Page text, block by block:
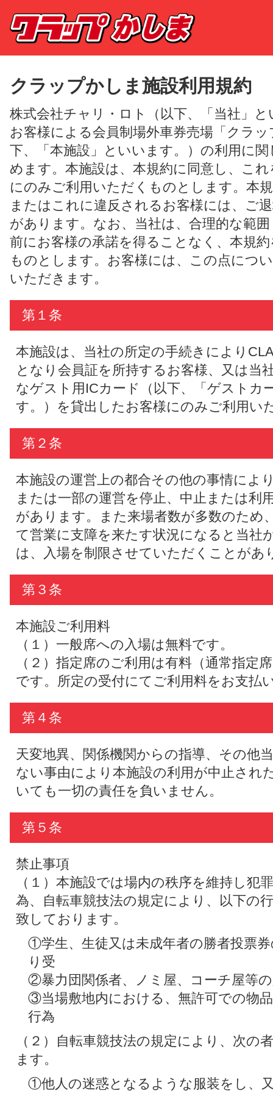
クラップかしま施設利用規約
株式会社チャリ・ロト（以下、「当社」
お客様による会員制場外車券売場「クラ
下、「本施設」といいます。）の利用に
めます。本施設は、本規約に同意し、こ
にのみご利用いただくものとします。本
またはこれに違反されるお客様には、ご
があります。なお、当社は、合理的な範
前にお客様の承諾を得ることなく、本規
ものとします。お客様には、この点につ
いただきます。
第１条
本施設は、当社の所定の手続きにより
となり会員証を所持するお客様、又は当
なゲスト用ICカード（以下、「ゲストカ
す。）を貸出したお客様にのみご利用い
第２条
本施設の運営上の都合その他の事情によ
または一部の運営を停止、中止または利
があります。また来場者数が多数のため
て営業に支障を来たす状況になると当社
は、入場を制限させていただくことがあ
第３条
本施設ご利用料
（１）一般席への入場は無料です。
（２）指定席のご利用は有料（通常指定
です。所定の受付にてご利用料をお支払
第４条
天変地異、関係機関からの指導、その他
ない事由により本施設の利用が中止され
いても一切の責任を負いません。
第５条
禁止事項
（１）本施設では場内の秩序を維持し犯
為、自転車競技法の規定により、以下の
致しております。
①学生、生徒又は未成年者の勝者投票
り受
②暴力団関係者、ノミ屋、コーチ屋等
③当場敷地内における、無許可での物
行為
（２）自転車競技法の規定により、次の
ます。
①他人の迷惑となるような服装をし、